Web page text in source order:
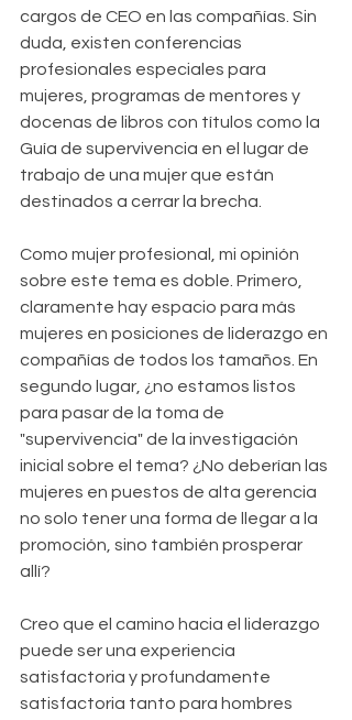
cargos de CEO en las compañías. Sin
duda, existen conferencias
profesionales especiales para
mujeres, programas de mentores y
docenas de libros con títulos como la
Guía de supervivencia en el lugar de
trabajo de una mujer que están
destinados a cerrar la brecha.
Como mujer profesional, mi opinión
sobre este tema es doble. Primero,
claramente hay espacio para más
mujeres en posiciones de liderazgo en
compañías de todos los tamaños. En
segundo lugar, ¿no estamos listos
para pasar de la toma de
"supervivencia" de la investigación
inicial sobre el tema? ¿No deberían las
mujeres en puestos de alta gerencia
no solo tener una forma de llegar a la
promoción, sino también prosperar
allí?
Creo que el camino hacia el liderazgo
puede ser una experiencia
satisfactoria y profundamente
satisfactoria tanto para hombres